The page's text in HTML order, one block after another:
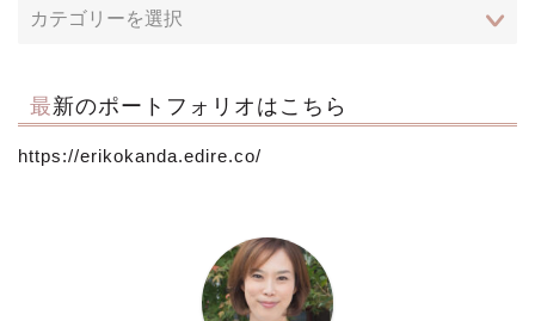
最新のポートフォリオはこちら
https://erikokanda.edire.co/